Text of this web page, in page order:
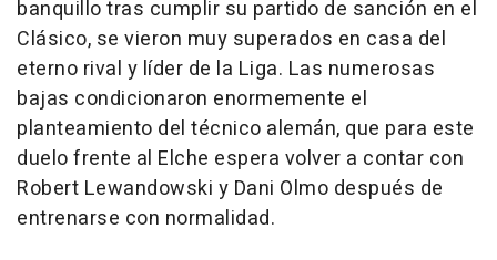
banquillo tras cumplir su partido de sanción en el
Clásico, se vieron muy superados en casa del
eterno rival y líder de la Liga. Las numerosas
bajas condicionaron enormemente el
planteamiento del técnico alemán, que para este
duelo frente al Elche espera volver a contar con
Robert Lewandowski y Dani Olmo después de
entrenarse con normalidad.